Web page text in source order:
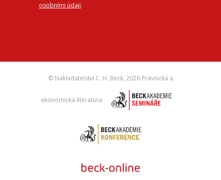
osobními údaji.
© Nakladatelství C. H. Beck, 2026 Právnická a
ekonomická literatura